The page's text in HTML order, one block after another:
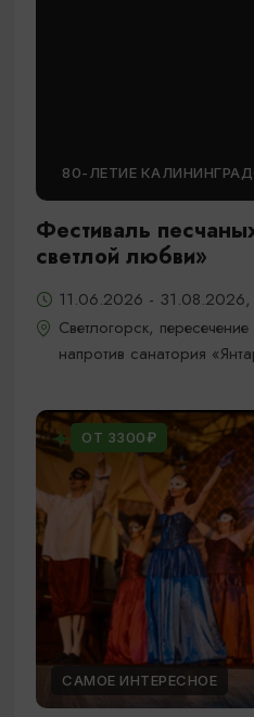
80-ЛЕТИЕ
Фестиваль
светлой любви»
11.06.2026 -
Светлогорск,
напротив санатория
ОТ 3300₽
САМОЕ ИНТЕРЕСНОЕ